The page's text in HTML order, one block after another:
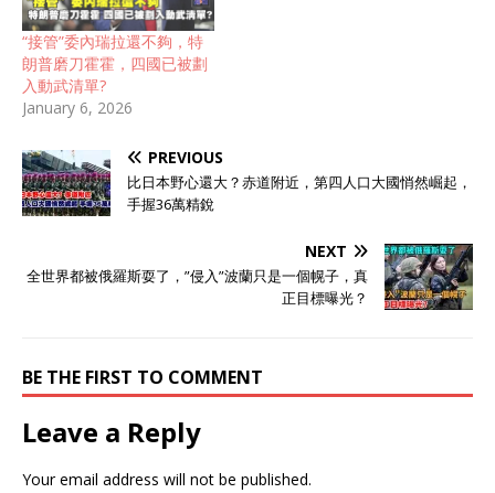
“接管”委內瑞拉還不夠，特
朗普磨刀霍霍，四國已被劃
入動武清單?
January 6, 2026
PREVIOUS
比日本野心還大？赤道附近，第四人口大國悄然崛起，
手握36萬精銳
NEXT
全世界都被俄羅斯耍了，”侵入”波蘭只是一個幌子，真
正目標曝光？
BE THE FIRST TO COMMENT
Leave a Reply
Your email address will not be published.